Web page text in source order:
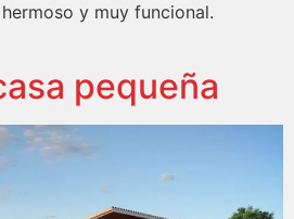
y muy funcional.
pequeña